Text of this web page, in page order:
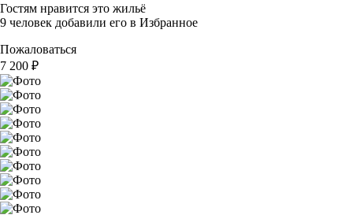
Гостям нравится это жильё
9 человек добавили его в Избранное
Пожаловаться
7 200 ₽